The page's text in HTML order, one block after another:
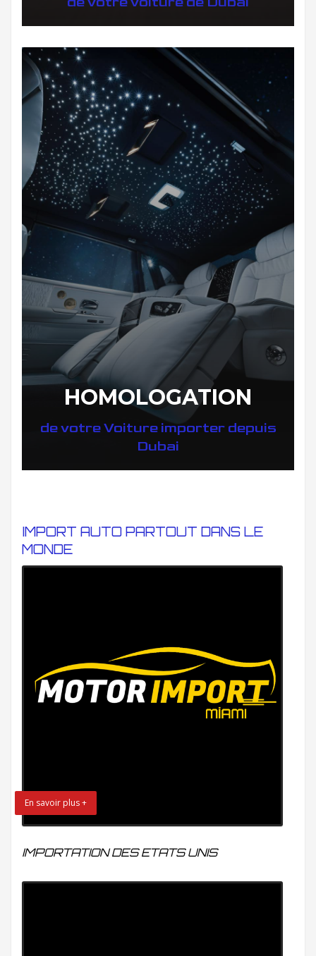
DÉCOUVREZ NOTRE IMPORTATION AUTO DUBAI
HOMOLOGATION
de votre Voiture importer depuis
Dubai
IMPORT AUTO PARTOUT DANS LE
MONDE
En savoir plus +
IMPORTATION DES ETATS UNIS